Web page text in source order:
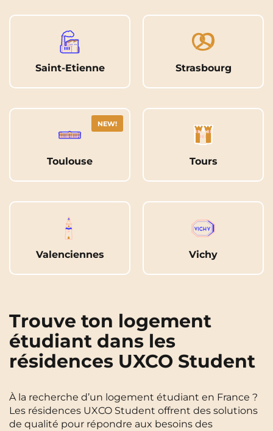
Saint-Etienne Strasbourg
NEW!
Toulouse Tours
Valenciennes Vichy
Trouve ton logement
étudiant dans les
résidences UXCO Student
À la recherche d’un logement étudiant en France ?
Les résidences UXCO Student offrent des solutions
de qualité pour répondre aux besoins des